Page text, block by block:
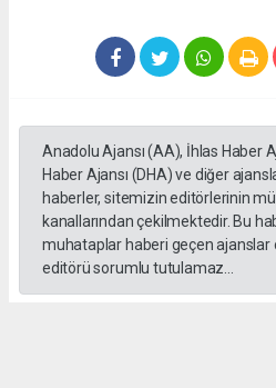
Anadolu Ajansı (AA), İhlas Haber
Haber Ajansı (DHA) ve diğer
haberler, sitemizin editörlerinin
kanallarından çekilmektedir. Bu
muhataplar haberi geçen ajanslar
editörü sorumlu tutulamaz...